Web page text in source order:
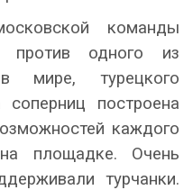
команды
против одного из
мире, турецкого
построена
каждого
площадке. Очень
турчанки.